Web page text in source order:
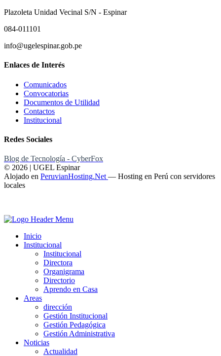
Plazoleta Unidad Vecinal S/N - Espinar
084-011101
info@ugelespinar.gob.pe
Enlaces de Interés
Comunicados
Convocatorias
Documentos de Utilidad
Contactos
Institucional
Redes Sociales
Blog de Tecnología - CyberFox
© 2026 | UGEL Espinar
Alojado en PeruvianHosting.Net — Hosting en Perú con servidores
locales
Inicio
Institucional
Institucional
Directora
Organigrama
Directorio
Aprendo en Casa
Areas
dirección
Gestión Institucional
Gestión Pedagógica
Gestión Administrativa
Noticias
Actualidad